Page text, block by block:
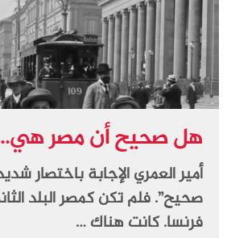
هل صحيح أن مصر
أمير العمري الإجابة باختصار
صحيح”. فلم تكن كمصر البلد
فرنسا. كانت هناك …